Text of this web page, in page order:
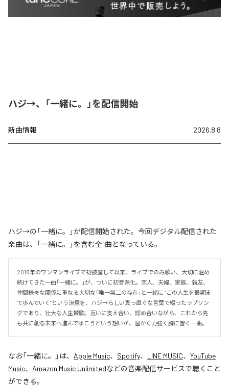
ハジ→、「一緒に。」を配信開始
新曲情報 2026.8.8
ハジ→の「一緒に。」が配信開始された。今回デジタル配信された
楽曲は、「一緒に。」を含む全1曲となっている。
2018年のワンマンライブで初披露して以来、ライブでのみ歌い、大切に温め
続けてきた一曲「一緒に。」が、ついに初音源化。恋人、夫婦、家族、親友、
仲間――様々な関係に重なる大切な「唯一無二の存在」と一緒に “この人生を最期ま
で歩んでいく”という決意を、ハジ→らしい真っ直ぐな言葉で綴ったラブソン
グであり、壮大な人生賛歌。互いに支え合い、認め合いながら、これから先
も共に創る未来へ進んでゆこうという想いが、温かく力強く胸に響く一曲。
なお「一緒に。 」は、 Apple Music、 Spotify、 LINE MUSIC、 YouTube
Music、 Amazon Music Unlimitedなどの音楽配信サービスで聴くこと
ができる。